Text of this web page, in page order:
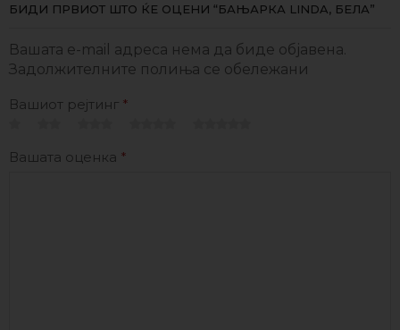
БИДИ ПРВИОТ ШТО ЌЕ ОЦЕНИ “БАЊАРКА LINDA, БЕЛА”
Вашата e-mail адреса нема да биде објавена.
Задолжителните полиња се обележани
Вашиот рејтинг *
Вашата оценка *